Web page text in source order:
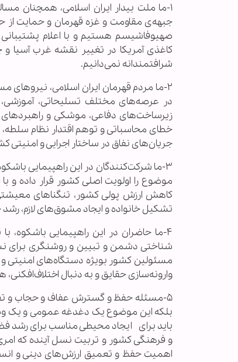
۱-ما ملت بیدار ایران اسلامی، همچنان
جبهه‌ی مقاومت و غزه قهرمان و حمایت از
صهیوفاشیسم هستیم و با اعلام
کاغذی آمریکا در تغییر نقشه غرب آسیا و
شرافتمندانه نمی‌دانیم.
۲-ما مردم قهرمان ایران اسلامی،
در عرصه‌های مختلف تسلیحاتی، آموزشی،
زیرساخت‌های دفاعی، موشکی و راهبردهای
خطای محاسباتی و توهم اقتدار نظام
جریان‌های نفاق در ساختار اجرایی و امنیتی
۳-ما شرکت‌کنندگان در این راهپیمایی
موضوع را اولویت اصلی کشور قرار داده و
کاهش ارزش پولی کشور، تنگناهای
تشکیل خانواده و ایجاد مشوق‌های لازم،
۴-ما حاضران در این راهپیمایی
شناختی دشمن و تبیین و روشنگری برای نسل
مسئولین کشور بویژه دستگاه‌های امنیتی
وارونه‌سازی حقایق و به دنبال
۵-مسئله حفظ و گسترش عفاف و حجاب و
بلکه این موضوع یک دغدغه عمومی و یک
باید برای ایجاد محیطی مناسب برای رشد
و فرهنگی کشور و تربیت نسل آینده که
اهمیت حفظ و تعمیق ارزش‌های دینی و